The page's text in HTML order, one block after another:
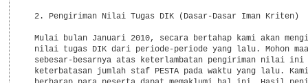
  2. Pengiriman Nilai Tugas DIK (Dasar-Dasar Iman Kriten)
Mulai bulan Januari 2010, secara bertahap kami akan
nilai tugas DIK dari periode-periode yang lalu. Mohon
sebesar-besarnya atas keterlambatan pengiriman nilai ini
keterbatasan jumlah staf PESTA pada waktu yang lalu.